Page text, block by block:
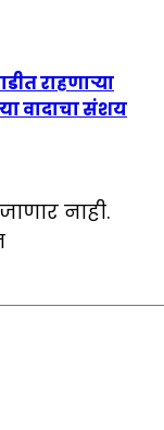
राहणाऱ्या
वादाचा संशय
नाही.